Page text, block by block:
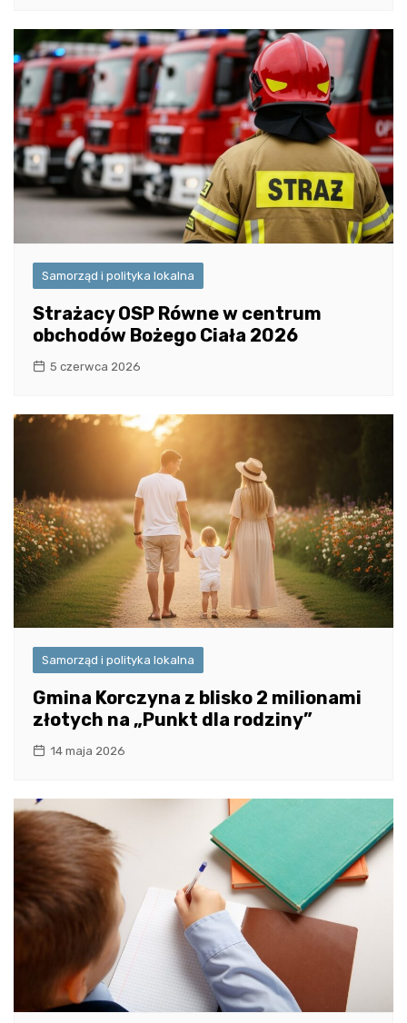
Samorząd i polityka lokalna
Strażacy OSP Równe w centrum
obchodów Bożego Ciała 2026
5 czerwca 2026
Samorząd i polityka lokalna
Gmina Korczyna z blisko 2 milionami
złotych na „Punkt dla rodziny”
14 maja 2026